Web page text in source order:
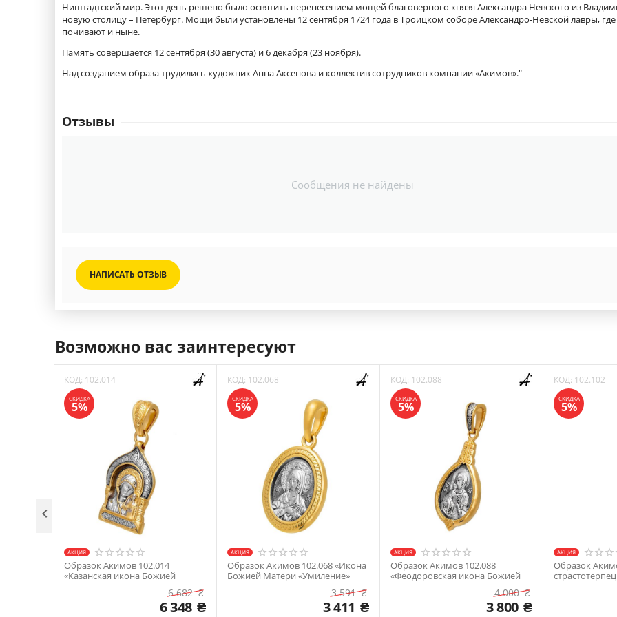
Ништадтский мир. Этот день решено было освятить перенесением мощей благоверного князя Александра Невского из
новую столицу – Петербург. Мощи были установлены 12 сентября 1724 года в Троицком соборе Александро-Невской лавры, где
почивают и ныне.
Память совершается 12 сентября (30 августа) и 6 декабря (23 ноября).
Над созданием образа трудились художник Анна Аксенова и коллектив сотрудников компании «Акимов»."
Отзывы
Сообщения не найдены
НАПИСАТЬ ОТЗЫВ
Возможно вас заинтересуют
КОД: 102.014
СКИДКА
5%
АКЦИЯ
Образок Акимов 102.014
«Казанская икона Божией
6 682 ₴
6 348 ₴
КОД: 102.068
СКИДКА
5%
АКЦИЯ
Образок Акимов 102.068 «Икона
Божией Матери «Умиление»
3 591 ₴
3 411 ₴
КОД: 102.088
СКИДКА
5%
АКЦИЯ
Образок Акимов 102.088
«Феодоровская икона Божией
4 000 ₴
3 800 ₴
КОД: 102.102
СКИДКА
5%
АКЦИЯ
Образок
